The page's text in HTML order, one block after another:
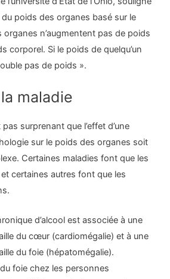
du poids des organes basé sur le
n’augmentent pas de poids
corporel. Si le poids de quelqu’un
pas de poids ».
maladie
surprenant que l’effet d’une
sur le poids des organes soit
Certaines maladies font que les
certaines autres font que les
d’alcool est associée à une
du cœur (cardiomégalie) et à une
du foie (hépatomégalie).
foie chez les personnes